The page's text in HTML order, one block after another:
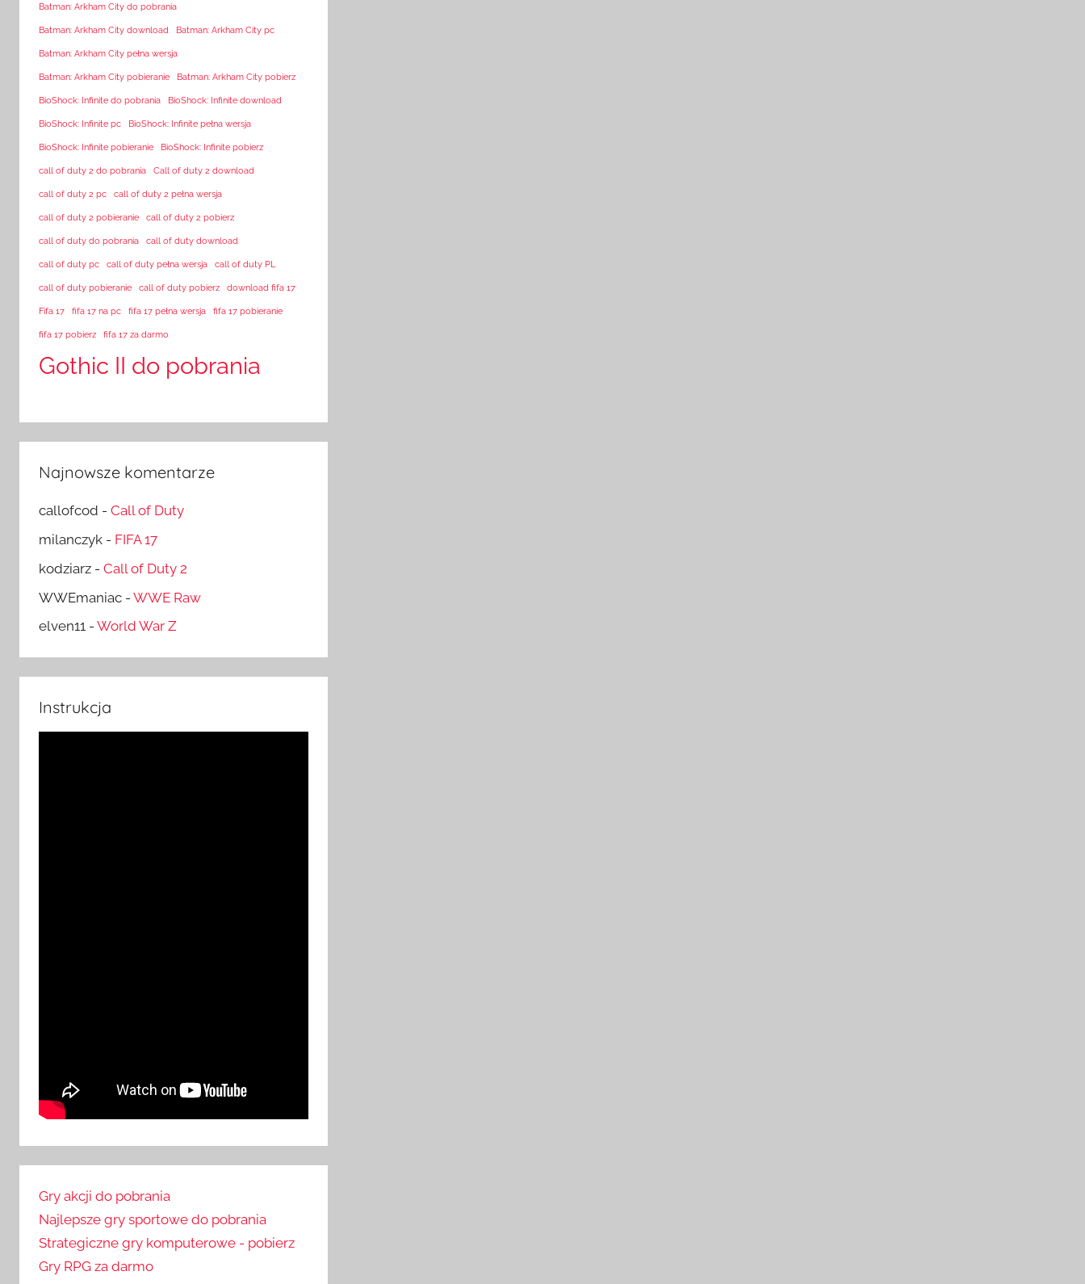
Batman: Arkham City do pobrania
Batman: Arkham City download Batman: Arkham City pc
Batman: Arkham City pełna wersja
Batman: Arkham City pobieranie Batman: Arkham City pobierz
BioShock: Infinite do pobrania BioShock: Infinite download
BioShock: Infinite pc BioShock: Infinite pełna wersja
BioShock: Infinite pobieranie BioShock: Infinite pobierz
call of duty 2 do pobrania Call of duty 2 download
call of duty 2 pc call of duty 2 pełna wersja
call of duty 2 pobieranie call of duty 2 pobierz
call of duty do pobrania call of duty download
call of duty pc call of duty pełna wersja call of duty PL
call of duty pobieranie call of duty pobierz download fifa 17
Fifa 17 fifa 17 na pc fifa 17 pełna wersja fifa 17 pobieranie
fifa 17 pobierz fifa 17 za darmo
Gothic II do pobrania
Najnowsze komentarze
callofcod - Call of Duty
milanczyk - FIFA 17
kodziarz - Call of Duty 2
WWEmaniac - WWE Raw
elven11 - World War Z
Instrukcja
Gry akcji do pobrania
Najlepsze gry sportowe do pobrania
Strategiczne gry komputerowe - pobierz
Gry RPG za darmo